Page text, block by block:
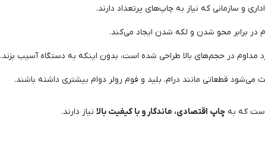
و سازمانی که نیاز به چاپ‌های پرتعداد دارند.
در برابر محو شدن و لکه شدن ایجاد می‌کند.
مداوم در حجم‌های بالا طراحی شده است، بدون اینکه به دستگاه آسیب بزند.
می‌شود قطعاتی مانند درام، بلید و فوم رولر دوام بیشتری داشته باشند.
که به چاپ اقتصادی، ماندگار و با کیفیت بالا نیاز دارند.